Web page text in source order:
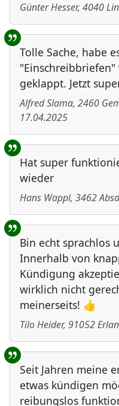
Günter Hesser, 4040
Tolle Sache, habe
geklappt. Jetzt
Alfred Slama, 2460
17.04.2025
Hat super
wieder
Hans Wappl, 3462
Bin echt sprachlos
Innerhalb von
Kündigung
wirklich nicht
meinerseits! 👍
Tilo Heider, 91052
Seit Jahren meine
etwas kündigen
reibungslos